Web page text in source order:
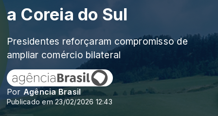
a Coreia do Sul
Presidentes reforçaram compromisso de
ampliar comércio bilateral
Por Agência Brasil
Publicado em 23/02/2026 12:43